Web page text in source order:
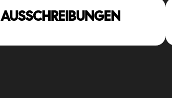
AUSSCHREIBUNGEN